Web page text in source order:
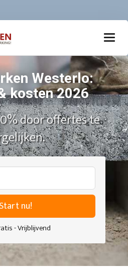
Westerlo:
kosten 2026
door offertes te
Start nu!
- Vrijblijvend